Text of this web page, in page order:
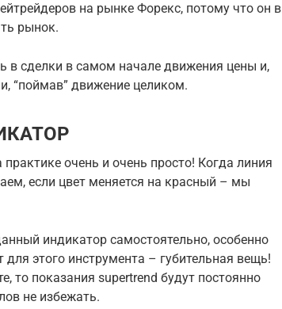
на рынке Форекс, потому что он в
рынок.
в сделки в самом начале движения цены и,
“поймав” движение целиком.
очень и очень просто! Когда линия
если цвет меняется на красный – мы
индикатор самостоятельно, особенно
этого инструмента – губительная вещь!
то показания supertrend будут постоянно
не избежать.